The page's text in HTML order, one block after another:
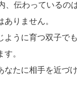
、伝わっているの
りません。
ように育つ双子で
。
なたに相手を近づ